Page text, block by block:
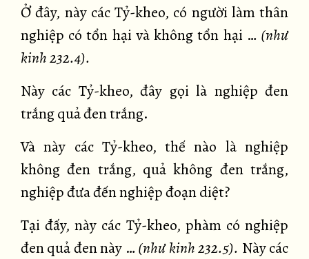
Ở đây, này các Tỷ-kheo, có người làm thân
nghiệp có tổn hại và không tổn hại … (như
kinh 232.4).
Này các Tỷ-kheo, đây gọi là nghiệp đen
trắng quả đen trắng.
Và này các Tỷ-kheo, thế nào là nghiệp
không đen trắng, quả không đen trắng,
nghiệp đưa đến nghiệp đoạn diệt?
Tại đấy, này các Tỷ-kheo, phàm có nghiệp
đen quả đen này …(như kinh 232.5). Này các